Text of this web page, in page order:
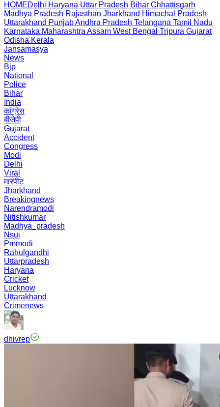
HOMEDelhi Haryana Uttar Pradesh Bihar Chhattisgarh
Madhya Pradesh Rajasthan Jharkhand Himachal Pradesh
Uttarakhand PunjabAndhra Pradesh Telangana Tamil Nadu
Karnataka Maharashtra Assam West Bengal Tripura Gujarat
Odisha Kerala
Jansamasya
News
Bjp
National
Police
Bihar
India
कांग्रेस
बीजेपी
Gujarat
Accident
Congress
Modi
Delhi
Viral
मारपीट
Jharkhand
Breakingnews
Narendramodi
Nitishkumar
Madhya_pradesh
Nsui
Pmmodi
Rahulgandhi
Uttarpradesh
Haryana
Cricket
Lucknow
Uttarakhand
Crimenews
dhivrep